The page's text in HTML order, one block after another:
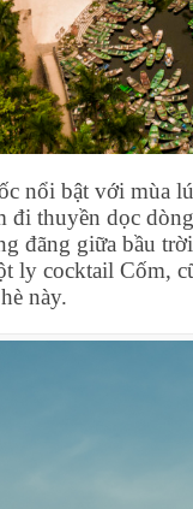
nổi bật với mùa
đi thuyền dọc
đãng giữa bầu
ly cocktail Cốm,
này.